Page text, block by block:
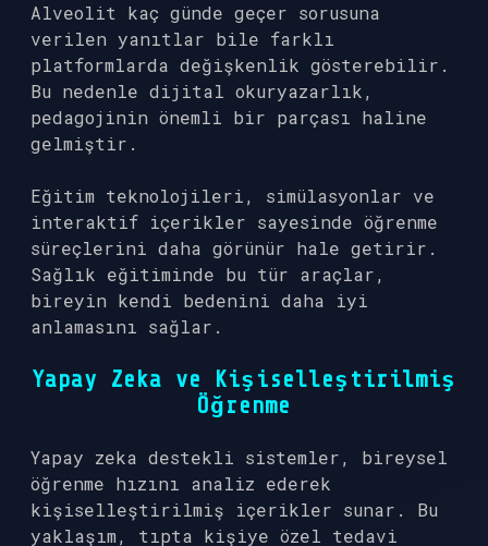
Alveolit kaç günde geçer sorusuna
verilen yanıtlar bile farklı
platformlarda değişkenlik gösterebilir.
Bu nedenle dijital okuryazarlık,
pedagojinin önemli bir parçası haline
gelmiştir.
Eğitim teknolojileri, simülasyonlar ve
interaktif içerikler sayesinde öğrenme
süreçlerini daha görünür hale getirir.
Sağlık eğitiminde bu tür araçlar,
bireyin kendi bedenini daha iyi
anlamasını sağlar.
Yapay Zeka ve Kişiselleştirilmiş
Öğrenme
Yapay zeka destekli sistemler, bireysel
öğrenme hızını analiz ederek
kişiselleştirilmiş içerikler sunar. Bu
yaklaşım, tıpta kişiye özel tedavi